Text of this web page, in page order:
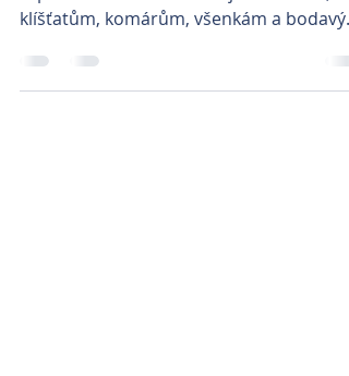
Antiparazitní přípravky Advantix =
klíšťatům, komárům, všenkám a bodavým
mouchám, aby napadali vaše...